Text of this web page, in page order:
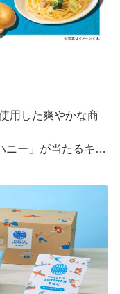
用した爽やかな商
ニー」が当たるキャ